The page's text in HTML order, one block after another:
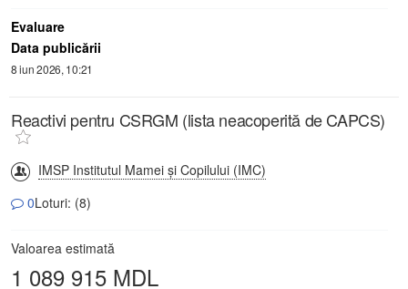
Evaluare
Data publicării
8 iun 2026, 10:21
Reactivi pentru CSRGM (lista neacoperită de CAPCS)
IMSP Institutul Mamei și Copilului (IMC)
0Loturi: (8)
Valoarea estimată
1 089 915 MDL